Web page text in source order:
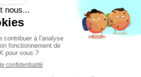
Valérie Rousseau vous reçoit
en cabinet ou à distance, pour
tout problème de stress, de
maladie psychosomatique, de
mal-être psychique et de
difficulté émotionnelle.